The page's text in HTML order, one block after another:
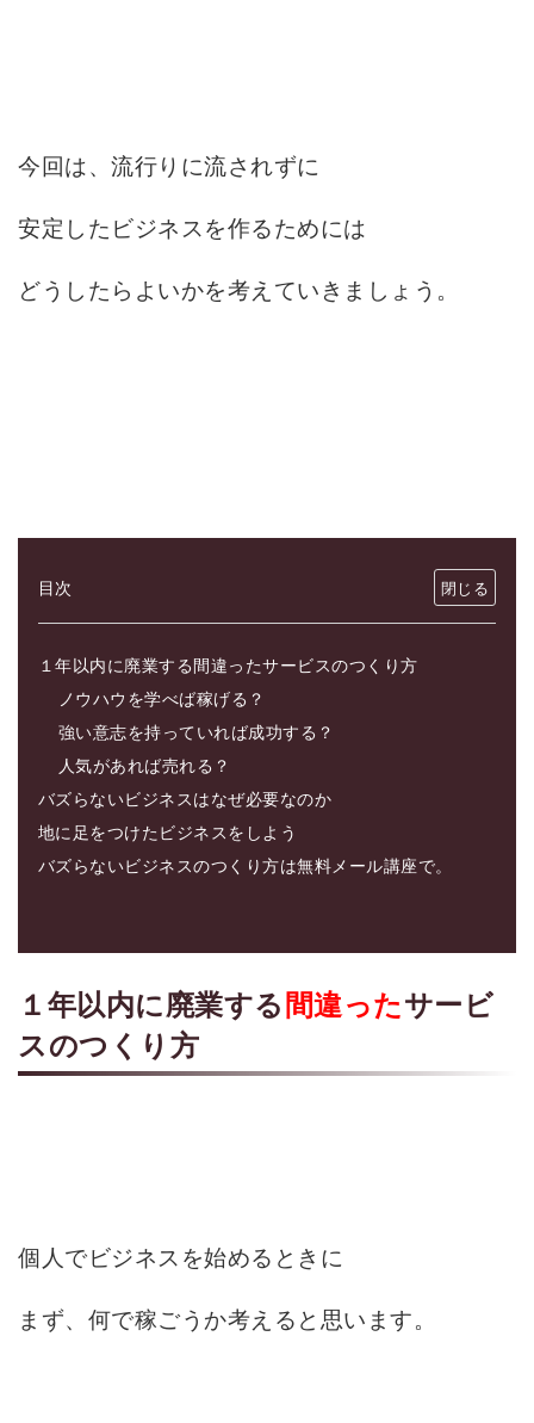
今回は、流行りに流されずに
安定したビジネスを作るためには
どうしたらよいかを考えていきましょう。
目次
１年以内に廃業する間違ったサービスのつくり方
ノウハウを学べば稼げる？
強い意志を持っていれば成功する？
人気があれば売れる？
バズらないビジネスはなぜ必要なのか
地に足をつけたビジネスをしよう
バズらないビジネスのつくり方は無料メール講座で。
１年以内に廃業する 間違ったサービ
スのつくり方
個人でビジネスを始めるときに
まず、何で稼ごうか考えると思います。